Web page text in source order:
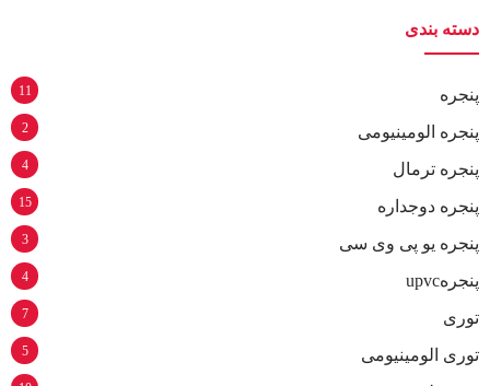
دسته بندی
پنجره 11
پنجره الومینیومی 2
پنجره ترمال 4
پنجره دوجداره 15
پنجره یو پی وی سی 3
پنجرهupvc 4
توری 7
توری الومینیومی 5